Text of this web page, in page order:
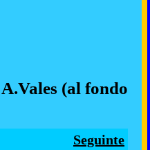
(al fondo
Seguinte